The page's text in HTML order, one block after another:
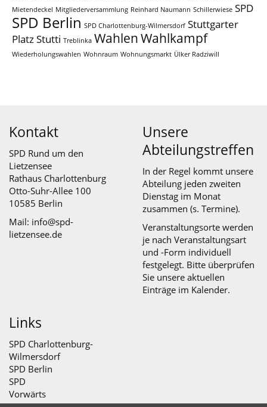
Mietendeckel Mitgliederversammlung Reinhard Naumann Schillerwiese SPD
SPD Berlin SPD Charlottenburg-Wilmersdorf Stuttgarter
PlatzStutti Treblinka WahlenWahlkampf
Wiederholungswahlen Wohnraum Wohnungsmarkt Ülker Radziwill
Kontakt
SPD Rund um den
Lietzensee
Rathaus Charlottenburg
Otto-Suhr-Allee 100
10585 Berlin
Mail: info@spd-
lietzensee.de
Unsere
Abteilungstreffen
In der Regel kommt unsere
Abteilung jeden zweiten
Dienstag im Monat
zusammen (s. Termine).
Veranstaltungsorte werden
je nach Veranstaltungsart
und -Form individuell
festgelegt. Bitte überprüfen
Sie unsere aktuellen
Einträge im Kalender.
Links
SPD Charlottenburg-
Wilmersdorf
SPD Berlin
SPD
Vorwärts